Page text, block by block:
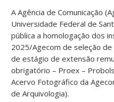
A Agência de Comunicação
Universidade Federal de
pública a homologação dos
2025/Agecom de seleção
de estágio de extensão
obrigatório – Proex –
Acervo Fotográfico da
de Arquivologia).